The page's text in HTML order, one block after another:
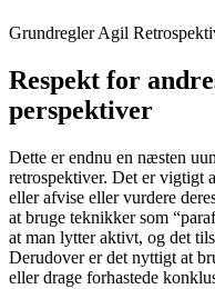
Grundregler Agil
Respekt for
perspektiver
Dette er endnu en næsten
retrospektiver. Det er vigtigt
eller afvise eller vurdere
at bruge teknikker som
at man lytter aktivt, og det
Derudover er det nyttigt at
eller drage forhastede